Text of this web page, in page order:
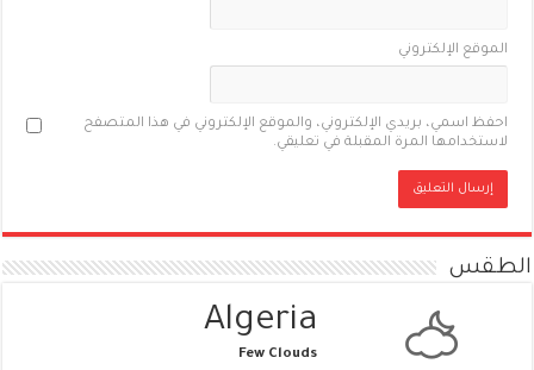
الموقع الإلكتروني
احفظ اسمي، بريدي الإلكتروني، والموقع الإلكتروني في هذا المتصفح
لاستخدامها المرة المقبلة في تعليقي.
الطقس
Algeria
Few Clouds